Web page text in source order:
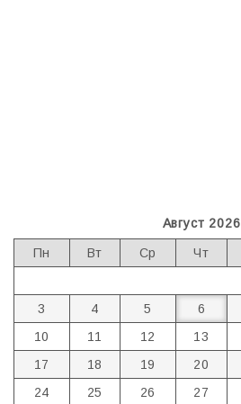
Август 2026
Пн Вт Ср Чт
3
4 5 6
10
11 12 13
17
18 19 20
24
25 26 27